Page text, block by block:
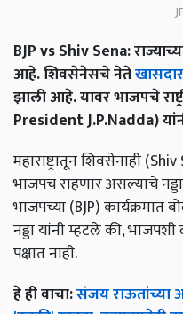
BJP vs Shiv Sena:
आहे. शिवसेनेसचे नेते
झाली आहे. यावर भाजपचे
President J.P.Nadda)
महाराष्ट्रातून शिवसेनाही
भाजपच राहणार असल्याचे
भाजपच्या (BJP) कार्यक्रमात
नड्डा यांनी म्हटले की,
पक्षात नाही.
हे ही वाचा:संजय राऊतांच्या